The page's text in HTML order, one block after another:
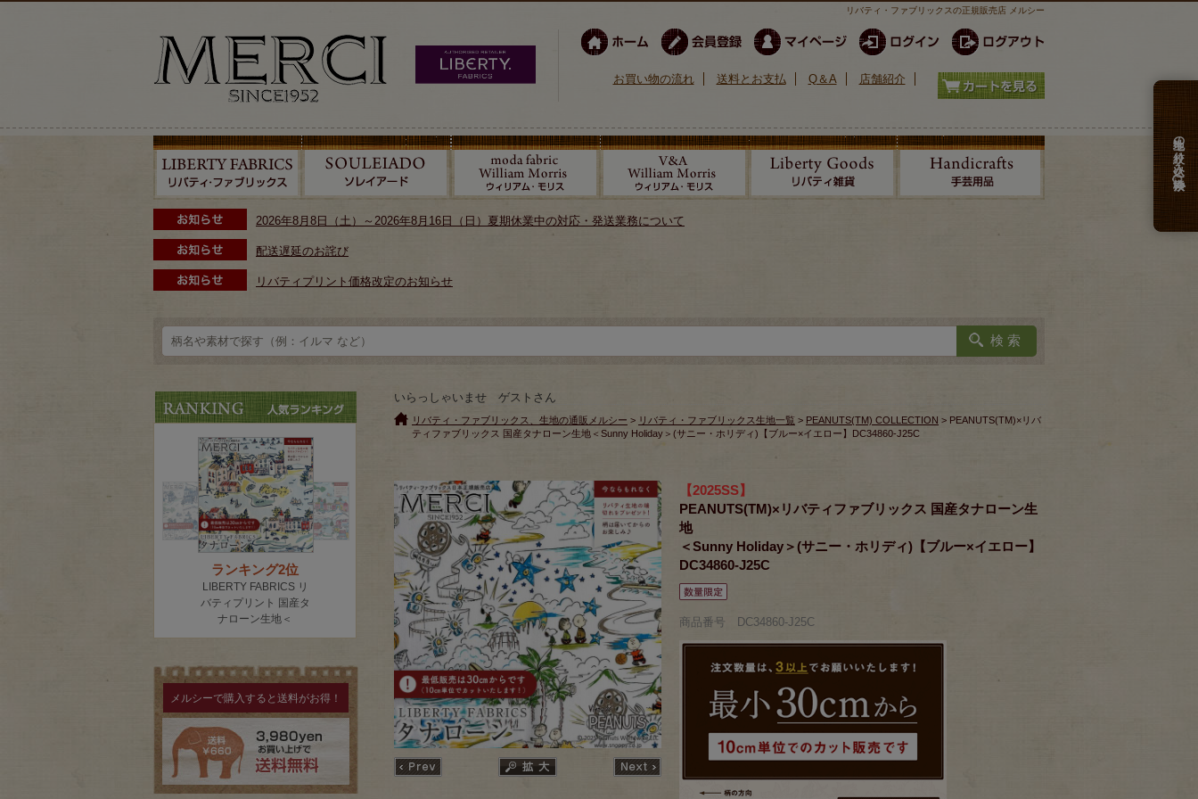
リバティ・ファブリックスの正規販売店 メルシー
お買い物の流れ 送料とお支払 Q＆A 店舗紹介
2026年8月8日（土）～2026年8月16日（日）夏期休業中の対応・発送業務について
配送遅延のお詫び
リバティプリント価格改定のお知らせ
生地の絞り込み検索
メルシーで購入すると送料がお得！
いらっしゃいませ ゲストさん
リバティ・ファブリックス、生地の通販メルシー > リバティ・ファブリックス生地一覧 > PEANUTS(TM) COLLECTION > PEANUTS(TM)×リバ
ティファブリックス 国産タナローン生地＜Sunny Holiday＞(サニー・ホリディ)【ブルー×イエロー】DC34860-J25C
【2025SS】
PEANUTS(TM)×リバティファブリックス 国産タナローン生
地
＜Sunny Holiday＞(サニー・ホリディ)【ブルー×イエロー】
DC34860-J25C
商品番号 DC34860-J25C